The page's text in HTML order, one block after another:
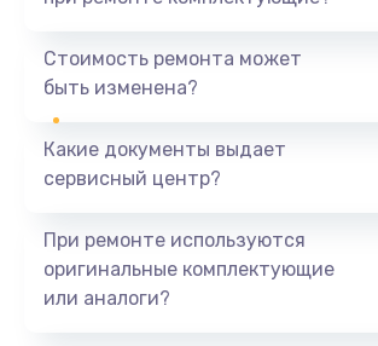
1440 руб.
Ремонт южного моста
Замена батарейки BIOS
Стоимость ремонта может
быть изменена?
Какие документы выдает
сервисный центр?
При ремонте используются
оригинальные комплектующие
или аналоги?